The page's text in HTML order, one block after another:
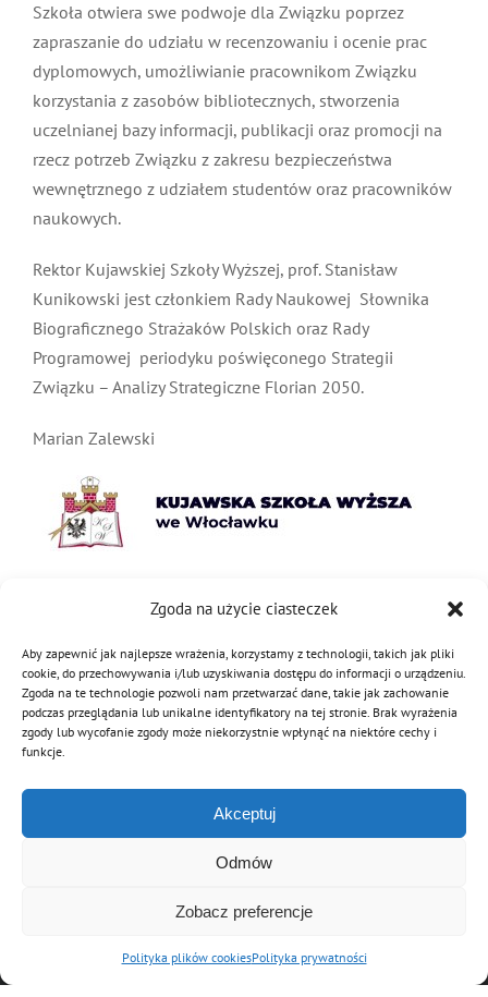
Zgoda na użycie ciasteczek
Aby zapewnić jak najlepsze wrażenia, korzystamy z technologii, takich jak pliki
cookie, do przechowywania i/lub uzyskiwania dostępu do informacji o urządzeniu.
Zgoda na te technologie pozwoli nam przetwarzać dane, takie jak zachowanie
podczas przeglądania lub unikalne identyfikatory na tej stronie. Brak wyrażenia
zgody lub wycofanie zgody może niekorzystnie wpłynąć na niektóre cechy i
funkcje.
Akceptuj
Odmów
Zobacz preferencje
Polityka plików cookiesPolityka prywatności
Szkoła otwiera swe podwoje dla Związku poprzez
zapraszanie do udziału w recenzowaniu i ocenie prac
dyplomowych, umożliwianie pracownikom Związku
korzystania z zasobów bibliotecznych, stworzenia
uczelnianej bazy informacji, publikacji oraz promocji na
rzecz potrzeb Związku z zakresu bezpieczeństwa
wewnętrznego z udziałem studentów oraz pracowników
naukowych.
Rektor Kujawskiej Szkoły Wyższej, prof. Stanisław
Kunikowski jest członkiem Rady Naukowej Słownika
Biograficznego Strażaków Polskich oraz Rady
Programowej periodyku poświęconego Strategii
Związku – Analizy Strategiczne Florian 2050.
Marian Zalewski
Kategorie: Strategia "Florian" 2050
Podziel się tą informacją
© Copyright 2012 - 2026 | Związek OSP RP
Archiwalna wersja strony